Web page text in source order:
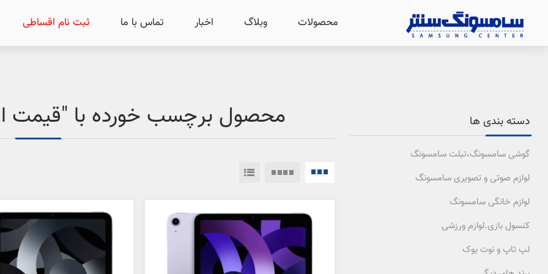
محصولات وبلاگ اخبار تماس با ما ثبت نام اقساطی
محصول برچسب خورده با "قیمت دسته بندی ها
گوشی سامسونگ،تبلت سامسونگ
لوازم صوتی و تصویری سامسونگ
لوازم خانگی سامسونگ
کنسول بازی.لوازم ورزشی
لپ تاپ و نوت بوک